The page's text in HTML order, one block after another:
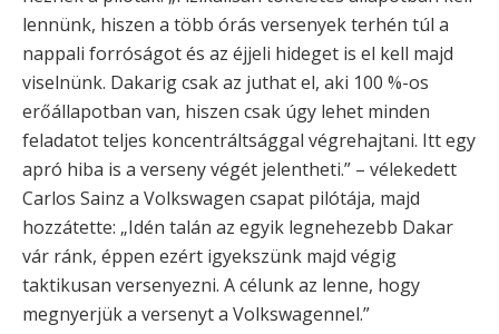
lennünk, hiszen a több órás versenyek terhén túl a
nappali forróságot és az éjjeli hideget is el kell majd
viselnünk. Dakarig csak az juthat el, aki 100 %-os
erőállapotban van, hiszen csak úgy lehet minden
feladatot teljes koncentráltsággal végrehajtani. Itt egy
apró hiba is a verseny végét jelentheti.” – vélekedett
Carlos Sainz a Volkswagen csapat pilótája, majd
hozzátette: „Idén talán az egyik legnehezebb Dakar
vár ránk, éppen ezért igyekszünk majd végig
taktikusan versenyezni. A célunk az lenne, hogy
megnyerjük a versenyt a Volkswagennel.”